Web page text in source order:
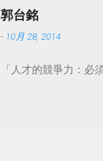
郭台銘
- 10月 28, 2014
「人才的競爭力：